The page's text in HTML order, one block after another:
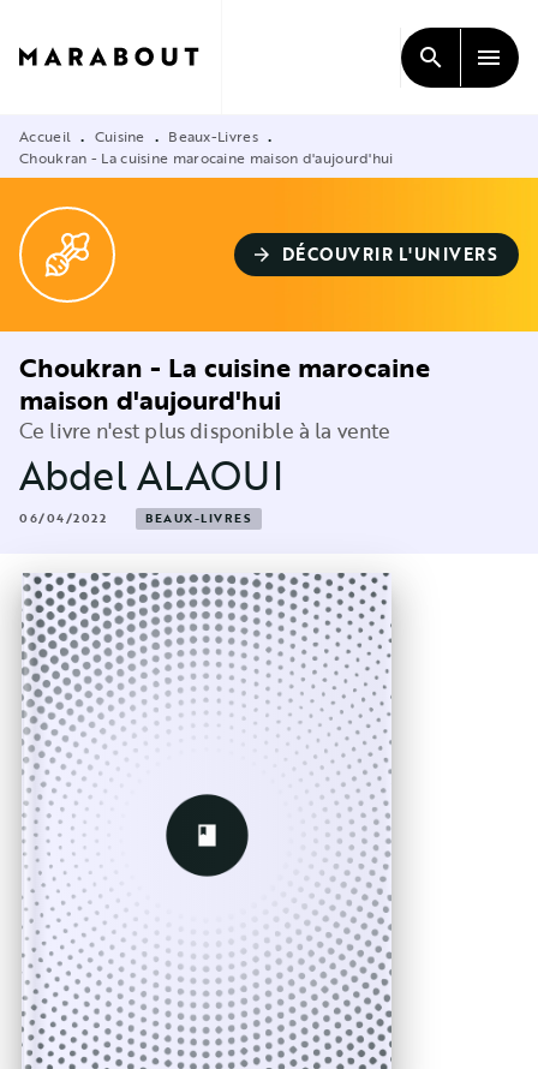
CONTENU
search menu
Accueil • Cuisine • Beaux-Livres •
Choukran - La cuisine marocaine maison d'aujourd'hui
arrow_forward DÉCOUVRIR L'UNIVERS
Choukran - La cuisine marocaine
maison d'aujourd'hui
Ce livre n'est plus disponible à la vente
Abdel ALAOUI
06/04/2022 BEAUX-LIVRES